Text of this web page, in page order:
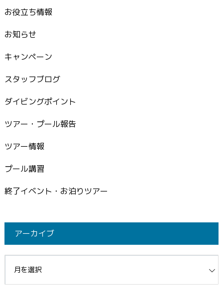
お役立ち情報
お知らせ
キャンペーン
スタッフブログ
ダイビングポイント
ツアー・プール報告
ツアー情報
プール講習
終了イベント・お泊りツアー
アーカイブ